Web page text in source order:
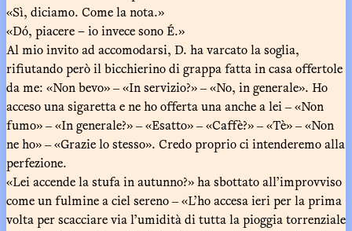
«Sì, diciamo. Come la nota.»
«Dó, piacere – io invece sono É.»
Al mio invito ad accomodarsi, D. ha varcato la soglia,
rifiutando però il bicchierino di grappa fatta in casa offertole
da me: «Non bevo» ‒ «In servizio?» ‒ «No, in generale». Ho
acceso una sigaretta e ne ho offerta una anche a lei ‒ «Non
fumo» ‒ «In generale?» ‒ «Esatto» ‒ «Caffè?» ‒ «Tè» ‒ «Non
ne ho» ‒ «Grazie lo stesso». Credo proprio ci intenderemo alla
perfezione.
«Lei accende la stufa in autunno?» ha sbottato all’improvviso
come un fulmine a ciel sereno ‒ «L’ho accesa ieri per la prima
volta per scacciare via l’umidità di tutta la pioggia torrenziale